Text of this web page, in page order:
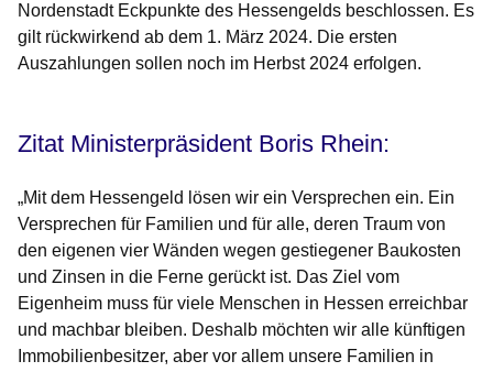
Nordenstadt Eckpunkte des Hessengelds beschlossen. Es
gilt rückwirkend ab dem 1. März 2024. Die ersten
Auszahlungen sollen noch im Herbst 2024 erfolgen.
Zitat Ministerpräsident Boris Rhein:
„Mit dem Hessengeld lösen wir ein Versprechen ein. Ein
Versprechen für Familien und für alle, deren Traum von
den eigenen vier Wänden wegen gestiegener Baukosten
und Zinsen in die Ferne gerückt ist. Das Ziel vom
Eigenheim muss für viele Menschen in Hessen erreichbar
und machbar bleiben. Deshalb möchten wir alle künftigen
Immobilienbesitzer, aber vor allem unsere Familien in